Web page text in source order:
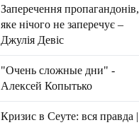
Заперечення пропагандонів,
яке нічого не заперечує –
Джулія Девіс
"Очень сложные дни" -
Алексей Копытько
Кризис в Сеуте: вся правда |